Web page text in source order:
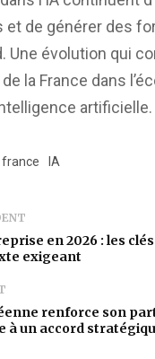
de générer des
Une évolution qui
la France dans
artificielle.
france IA
en 2026 : les
exigeant
renforce son
à un accord